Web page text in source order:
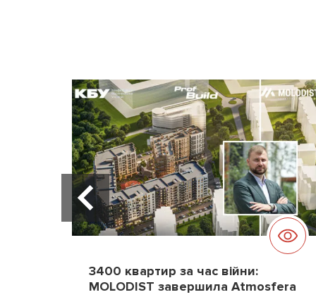
3400 квартир за час війни:
MOLODIST завершила Atmosfera